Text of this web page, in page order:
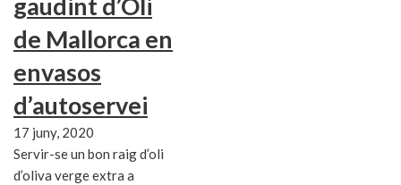
gaudint d’Oli
de Mallorca en
envasos
d’autoservei
17 juny, 2020
Servir-se un bon raig d’oli
d’oliva verge extra a